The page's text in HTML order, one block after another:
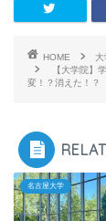
HOME
【大学院】
変！？消えた！？
名古屋大学